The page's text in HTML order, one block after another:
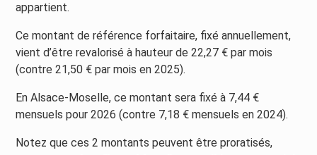
appartient.
Ce montant de référence forfaitaire, fixé annuellement,
vient d’être revalorisé à hauteur de 22,27 € par mois
(contre 21,50 € par mois en 2025).
En Alsace-Moselle, ce montant sera fixé à 7,44 €
mensuels pour 2026 (contre 7,18 € mensuels en 2024).
Notez que ces 2 montants peuvent être proratisés,